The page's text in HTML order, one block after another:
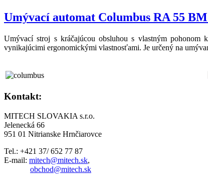
Umývací automat Columbus RA 55
Umývací stroj s kráčajúcou obsluhou s vlastným pohonom
vynikajúcimi ergonomickými vlastnosťami. Je určený na
Kontakt:
MITECH SLOVAKIA s.r.o.
Jelenecká 66
951 01 Nitrianske Hrnčiarovce
Tel.: +421 37/ 652 77 87
E-mail: mitech@mitech.sk,
obchod@mitech.sk